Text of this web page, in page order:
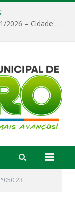
EDITAL DE CHAMAMENTO PÚBLICO Nº 01/2026 – Cidade de Faro